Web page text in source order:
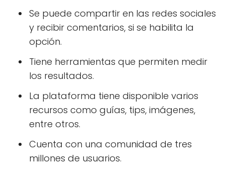
Se puede compartir en las redes sociales
y recibir comentarios, si se habilita la
opción.
Tiene herramientas que permiten medir
los resultados.
La plataforma tiene disponible varios
recursos como guías, tips, imágenes,
entre otros.
Cuenta con una comunidad de tres
millones de usuarios.